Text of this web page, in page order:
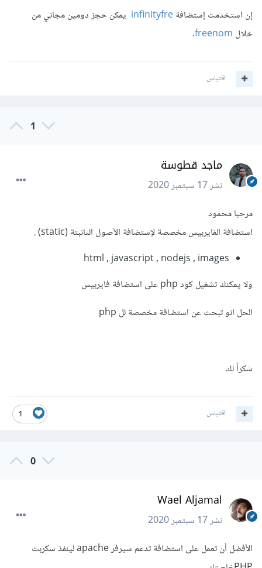
إن استخدمت إستضافةinfinityfreيمكن حجز دومين مجاني من
خلال freenom
.
اقتباس
1
ماجد قطوسة
نشر17 سبتمبر 2020
مرحبا محمود
استضافة الفايربيس مخصصة لإستضافة الأصول الثانبتة (static) .
html , javascript , nodejs , images
ولا يمكنك تشغيل كود php على استضافة فايربيس
الحل انو تبحث عن استضافة مخصصة لل php
شكراً لك
1 اقتباس
0
Wael Aljamal
نشر17 سبتمبر 2020
الأفضل أن تعمل على استضافة تدعم سيرفر apache لينفذ سكربت